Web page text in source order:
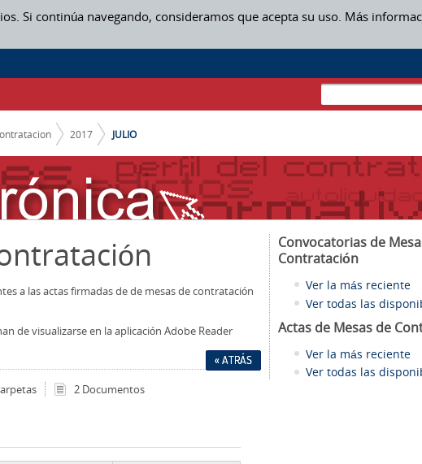
Si continúa navegando, consideramos que acepta su uso. Más
2017 JULIO
a las actas firmadas de de mesas de contratación
de visualizarse en la aplicación Adobe Reader
« ATRÁS
2 Documentos
Convocatorias de
Contratación
Ver la más reciente
Ver todas las
Actas de Mesas de
Ver la más reciente
Ver todas las